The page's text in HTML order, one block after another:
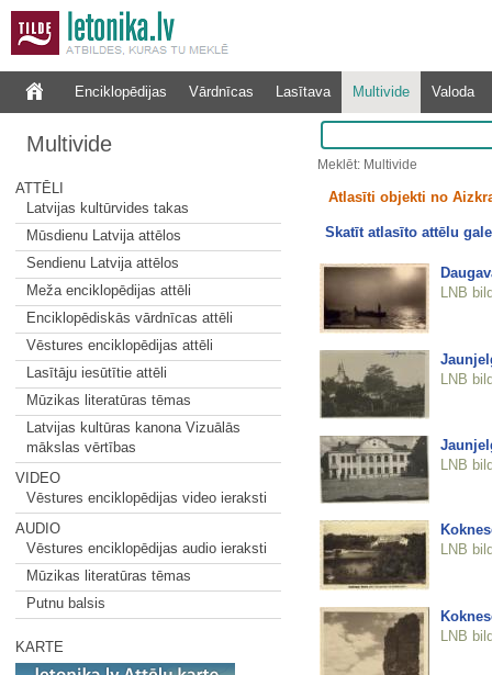
Enciklopēdijas Vārdnīcas Lasītava Multivide Valoda
Multivide
ATTĒLI
Latvijas kultūrvides takas
Mūsdienu Latvija attēlos
Sendienu Latvija attēlos
Meža enciklopēdijas attēli
Enciklopēdiskās vārdnīcas attēli
Vēstures enciklopēdijas attēli
Lasītāju iesūtītie attēli
Mūzikas literatūras tēmas
Latvijas kultūras kanona Vizuālās
mākslas vērtības
VIDEO
Vēstures enciklopēdijas video ieraksti
AUDIO
Vēstures enciklopēdijas audio ieraksti
Mūzikas literatūras tēmas
Putnu balsis
KARTE
Meklēt: Multivide
Atlasīti objekti no
Skatīt atlasīto attēlu
LNB
LNB
LNB
LNB
LNB